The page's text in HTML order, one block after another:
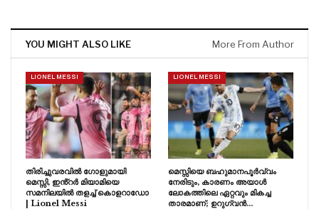
YOU MIGHT ALSO LIKE More From Author
LIONEL MESSI
തിരിച്ചുവരവിൽ ഗോളുമായി
മെസ്സി, ഇൻ്റർ മിയാമിയെ
സമനിലയിൽ തളച്ച് കൊളറാഡോ
| Lionel Messi
LIONEL MESSI
മെസ്സിയെ ബഹുമാനപൂർവ്വം
നേരിടും, കാരണം അയാൾ
ലോകത്തിലെ ഏറ്റവും മികച്ച
താരമാണ്; ഉറുഗ്വൻ…